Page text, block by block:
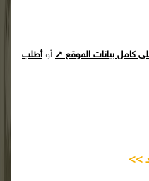
كامل بيانات الموقع ↗ أوأطلب
>>